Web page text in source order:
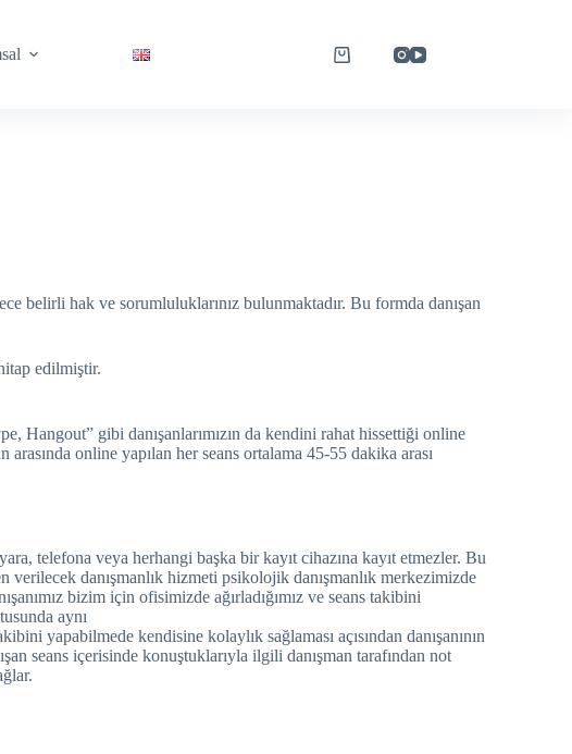
belirli hak ve sorumluluklarınız bulunmaktadır. Bu formda danışan
edilmiştir.
Hangout” gibi danışanlarımızın da kendini rahat hissettiği online
online yapılan her seans ortalama 45-55 dakika arası
telefona veya herhangi başka bir kayıt cihazına kayıt etmezler. Bu
verilecek danışmanlık hizmeti psikolojik danışmanlık merkezimizde
bizim için ofisimizde ağırladığımız ve seans takibini
aynı
yapabilmede kendisine kolaylık sağlaması açısından danışanının
seans içerisinde konuştuklarıyla ilgili danışman tarafından not